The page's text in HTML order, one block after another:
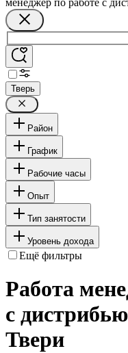
менеджер по работе с
Тверь
Район
График
Рабочие часы
Опыт
Тип занятости
Уровень дохода
Ещё фильтры
Работа
с
Твери